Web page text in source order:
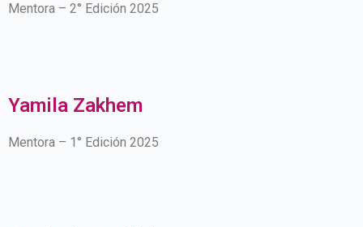
Mentora – 2° Edición 2025
Yamila Zakhem
Mentora – 1° Edición 2025